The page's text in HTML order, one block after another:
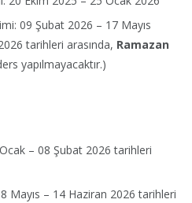
09 Şubat 2026 – 17 Mayıs
tarihleri arasında, Ramazan
yapılmayacaktır.)
– 08 Şubat 2026 tarihleri
Mayıs – 14 Haziran 2026 tarihleri